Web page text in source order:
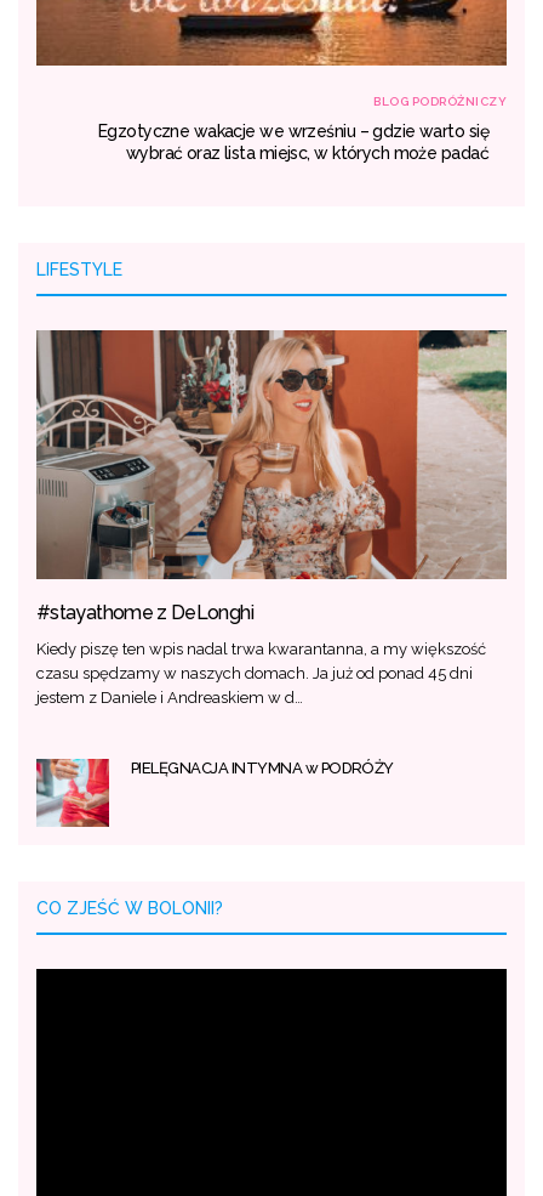
BLOG PODRÓŻNICZY
Egzotyczne wakacje we wrześniu – gdzie warto się
wybrać oraz lista miejsc, w których może padać
LIFESTYLE
#stayathome z DeLonghi
Kiedy piszę ten wpis nadal trwa kwarantanna, a my większość
czasu spędzamy w naszych domach. Ja już od ponad 45 dni
jestem z Daniele i Andreaskiem w d…
PIELĘGNACJA INTYMNA w PODRÓŻY
CO ZJEŚĆ W BOLONII?